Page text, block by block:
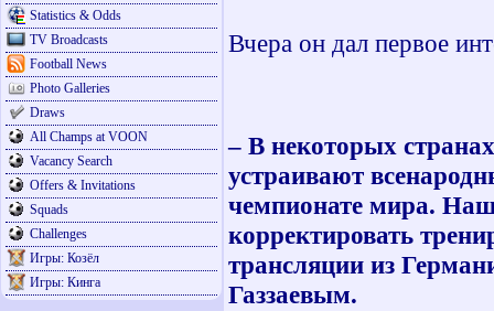
Statistics & Odds
TV Broadcasts
Football News
Photo Galleries
Draws
All Champs at VOON
Vacancy Search
Offers & Invitations
Squads
Challenges
Игры: Козёл
Игры: Кинга
Вчера он дал первое
– В некоторых
устраивают
чемпионате мира.
корректировать
трансляции из
Газзаевым.